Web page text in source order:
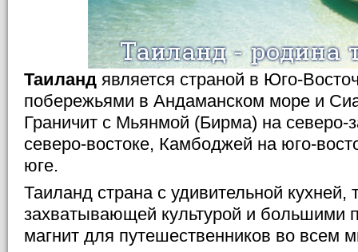
Таиланд является страной в Юго-
побережьями в Андаманском море и
Граничит с Мьянмой (Бирма) на северо-
северо-востоке, Камбоджей на юго-
юге.
Таиланд страна с удивительной кухней,
захватывающей культурой и большими
магнит для путешественников во всем